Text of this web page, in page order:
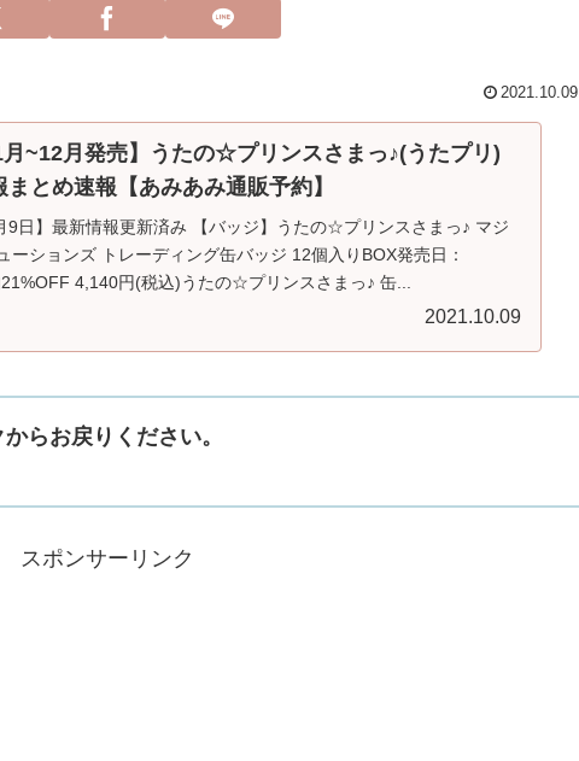
2021.10.09
月~12月発売】うたの☆プリンスさまっ♪(うたプリ)
まとめ速報【あみあみ通販予約】
9日】最新情報更新済み 【バッジ】うたの☆プリンスさまっ♪ マジ
ーションズ トレーディング缶バッジ 12個入りBOX発売日：
4,140円(税込)うたの☆プリンスさまっ♪ 缶...
2021.10.09
らお戻りください。
スポンサーリンク